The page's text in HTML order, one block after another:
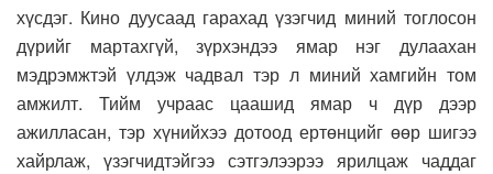
хүсдэг. Кино дуусаад гарахад үзэгчид миний тоглосон
дүрийг мартахгүй, зүрхэндээ ямар нэг дулаахан
мэдрэмжтэй үлдэж чадвал тэр л миний хамгийн том
амжилт. Тийм учраас цаашид ямар ч дүр дээр
ажилласан, тэр хүнийхээ дотоод ертөнцийг өөр шигээ
хайрлаж, үзэгчидтэйгээ сэтгэлээрээ ярилцаж чаддаг